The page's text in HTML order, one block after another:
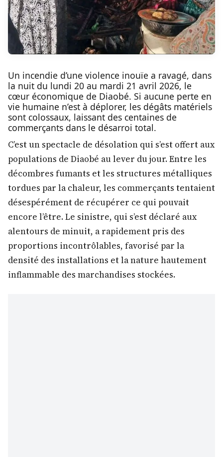
Un incendie d’une violence inouïe a ravagé, dans
la nuit du lundi 20 au mardi 21 avril 2026, le
cœur économique de Diaobé. Si aucune perte en
vie humaine n’est à déplorer, les dégâts matériels
sont colossaux, laissant des centaines de
commerçants dans le désarroi total.
C’est un spectacle de désolation qui s’est offert aux
populations de Diaobé au lever du jour. Entre les
décombres fumants et les structures métalliques
tordues par la chaleur, les commerçants tentaient
désespérément de récupérer ce qui pouvait
encore l’être. Le sinistre, qui s’est déclaré aux
alentours de minuit, a rapidement pris des
proportions incontrôlables, favorisé par la
densité des installations et la nature hautement
inflammable des marchandises stockées.